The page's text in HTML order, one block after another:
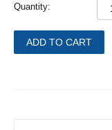
Quantity:
ADD TO CART